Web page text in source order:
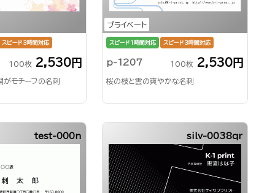
スピード3時間対応
100枚 2,530円
モチーフの名刺
プライベート
スピード1時間対応 スピード3時間対応
p-1207 100枚 2,530円
桜の枝と雲の爽やかな名刺
test-000n silv-0038qr